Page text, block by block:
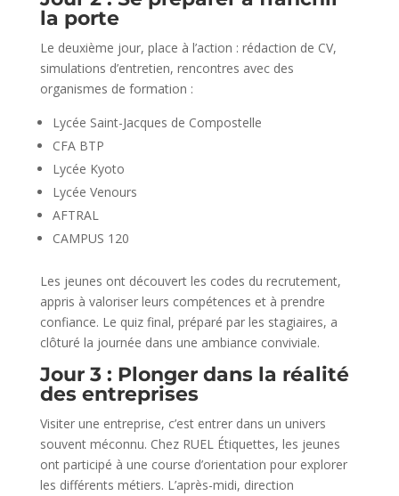
la porte
Le deuxième jour, place à l’action : rédaction de CV,
simulations d’entretien, rencontres avec des
organismes de formation :
Lycée Saint-Jacques de Compostelle
CFA BTP
Lycée Kyoto
Lycée Venours
AFTRAL
CAMPUS 120
Les jeunes ont découvert les codes du recrutement,
appris à valoriser leurs compétences et à prendre
confiance. Le quiz final, préparé par les stagiaires, a
clôturé la journée dans une ambiance conviviale.
Jour 3 : Plonger dans la réalité
des entreprises
Visiter une entreprise, c’est entrer dans un univers
souvent méconnu. Chez RUEL Étiquettes, les jeunes
ont participé à une course d’orientation pour explorer
les différents métiers. L’après-midi, direction